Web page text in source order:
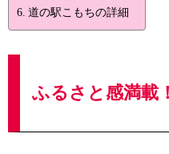
道の駅こもちの詳細
ふるさと感満載！